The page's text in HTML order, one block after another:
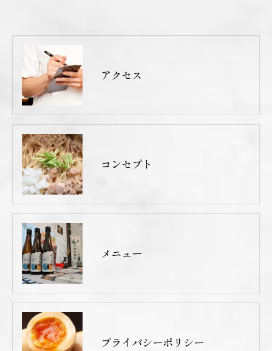
アクセス
コンセプト
メニュー
プライバシーポリシー